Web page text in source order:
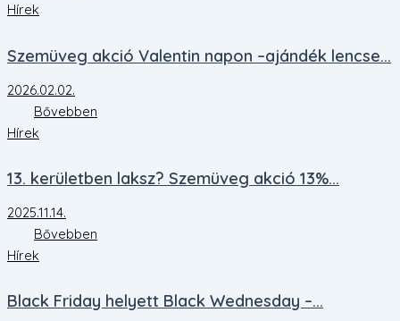
Hírek
Szemüveg akció Valentin napon –ajándék lencse...
2026.02.02.
Bővebben
Hírek
13. kerületben laksz? Szemüveg akció 13%...
2025.11.14.
Bővebben
Hírek
Black Friday helyett Black Wednesday –...